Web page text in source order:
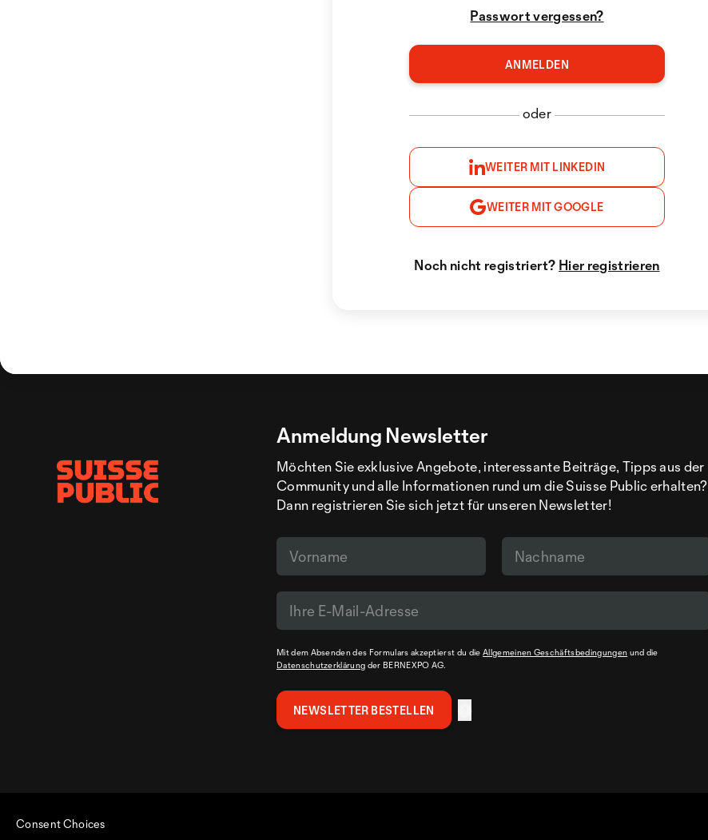
Passwort vergessen?
oder
WEITER MIT LINKEDIN
WEITER MIT GOOGLE
Noch nicht registriert? Hier registrieren
Anmeldung Newsletter
Möchten Sie exklusive Angebote, interessante Beiträge, Tipps aus der
Community und alle Informationen rund um die Suisse Public erhalten?
Dann registrieren Sie sich jetzt für unseren Newsletter!
Mit dem Absenden des Formulars akzeptierst du die Allgemeinen Geschäftsbedingungen und die
Datenschutzerklärung der BERNEXPO AG.
Consent Choices